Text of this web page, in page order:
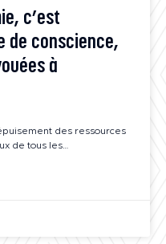
c’est
de conscience,
à
des ressources
de tous les…